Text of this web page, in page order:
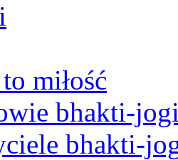
miłość
bhakti-
bhakti-